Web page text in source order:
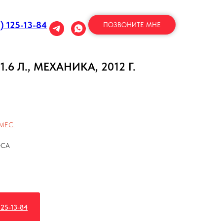
125-13-84 ПОЗВОНИТЕ МНЕ
1.6 Л., МЕХАНИКА, 2012 Г.
13-84